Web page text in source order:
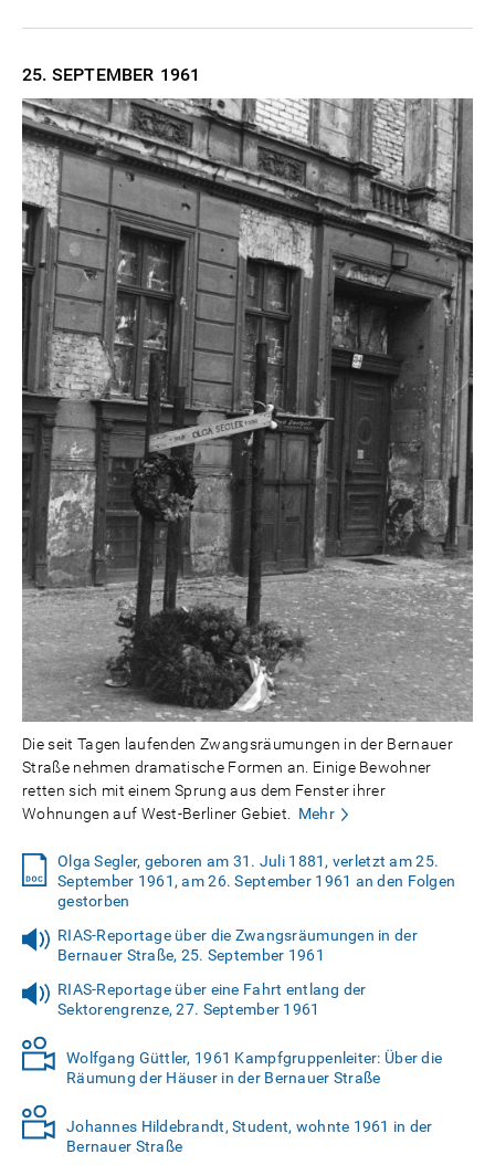
25. SEPTEMBER 1961
Die seit Tagen laufenden Zwangsräumungen in der Bernauer
Straße nehmen dramatische Formen an. Einige Bewohner
retten sich mit einem Sprung aus dem Fenster ihrer
Wohnungen auf West-Berliner Gebiet.
Mehr
Olga Segler, geboren am 31. Juli 1881, verletzt am 25.
September 1961, am 26. September 1961 an den Folgen
gestorben
RIAS-Reportage über die Zwangsräumungen in der
Bernauer Straße, 25. September 1961
RIAS-Reportage über eine Fahrt entlang der
Sektorengrenze, 27. September 1961
Wolfgang Güttler, 1961 Kampfgruppenleiter: Über die
Räumung der Häuser in der Bernauer Straße
Johannes Hildebrandt, Student, wohnte 1961 in der
Bernauer Straße